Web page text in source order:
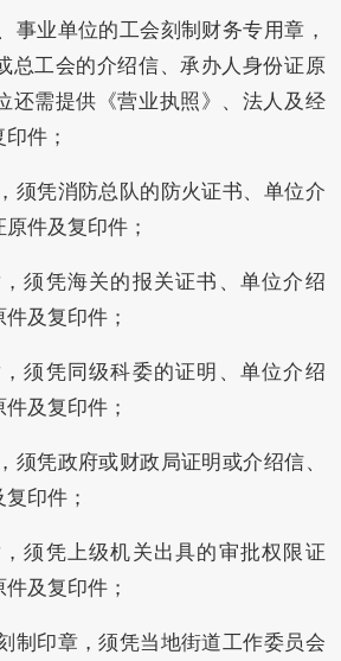
事业单位的工会刻制财务专用章，
总工会的介绍信、承办人身份证原
还需提供《营业执照》、法人及经
件；
须凭消防总队的防火证书、单位介
件及复印件；
须凭海关的报关证书、单位介绍
及复印件；
须凭同级科委的证明、单位介绍
及复印件；
须凭政府或财政局证明或介绍信、
印件；
须凭上级机关出具的审批权限证
及复印件；
制印章，须凭当地街道工作委员会